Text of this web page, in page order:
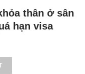
thân ở sân
hạn visa